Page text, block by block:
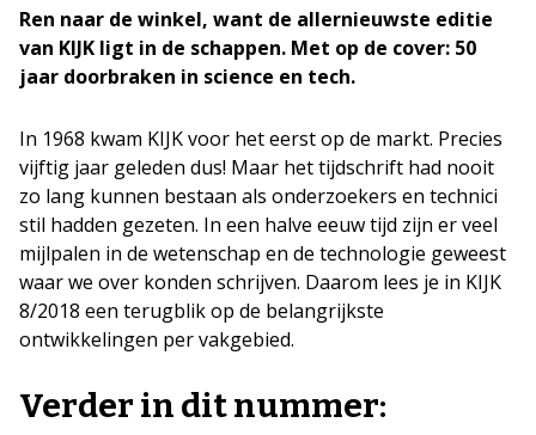
Ren naar de winkel, want de allernieuwste editie
van KIJK ligt in de schappen. Met op de cover: 50
jaar doorbraken in science en tech.
In 1968 kwam KIJK voor het eerst op de markt. Precies
vijftig jaar geleden dus! Maar het tijdschrift had nooit
zo lang kunnen bestaan als onderzoekers en technici
stil hadden gezeten. In een halve eeuw tijd zijn er veel
mijlpalen in de wetenschap en de technologie geweest
waar we over konden schrijven. Daarom lees je in KIJK
8/2018 een terugblik op de belangrijkste
ontwikkelingen per vakgebied.
Verder in dit nummer: